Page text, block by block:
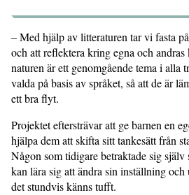
– Med hjälp av litteraturen tar vi fasta
och att reflektera kring egna och
naturen är ett genomgående tema i alla
valda på basis av språket, så att de är
ett bra flyt.
Projektet eftersträvar att ge barnen en
hjälpa dem att skifta sitt tankesätt från
Någon som tidigare betraktade sig själv
kan lära sig att ändra sin inställning och
det stundvis känns tufft.